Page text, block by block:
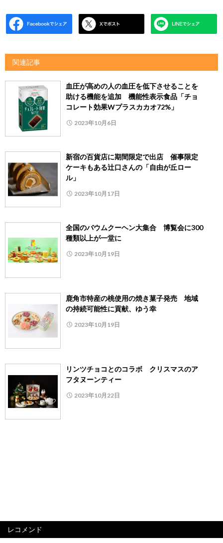
関連記事
血圧が高めの人の血圧を低下させることを
助ける機能を追加 機能性表示食品「チョ
コレート効果Wプラスカカオ72%」
2023年10月6日
新宿の百貨店に期間限定で出店 催事限定
ケーキもある辻口さんの「自由が丘ロー
ル」
2023年10月17日
全国のバウムクーヘン大集合 博覧会に300
種類以上が一堂に
2023年10月19日
鹿角市特産の桃使用の焼き菓子発売 地域
の持続可能性に貢献、ゆう幸
2023年10月19日
リンツチョコとのコラボ クリスマスのア
フタヌーンティー
2023年10月22日
レコメンド